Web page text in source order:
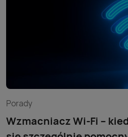
Porady
Wzmacniacz Wi-Fi –